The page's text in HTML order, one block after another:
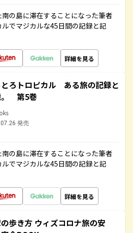
の島に滞在することになった筆者
でマジカルな45日間の記録と記
詳細を見る
とろトロピカル ある旅の記録と
。 第5巻
発売
の島に滞在することになった筆者
でマジカルな45日間の記録と記
詳細を見る
歩き方 ウィズコロナ旅の安